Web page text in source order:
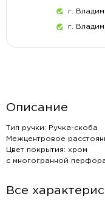
г.
г.
Описание
Тип ручки: Ручка-скоба
Межцентровое
Цвет покрытия: хром
с многогранной
Все